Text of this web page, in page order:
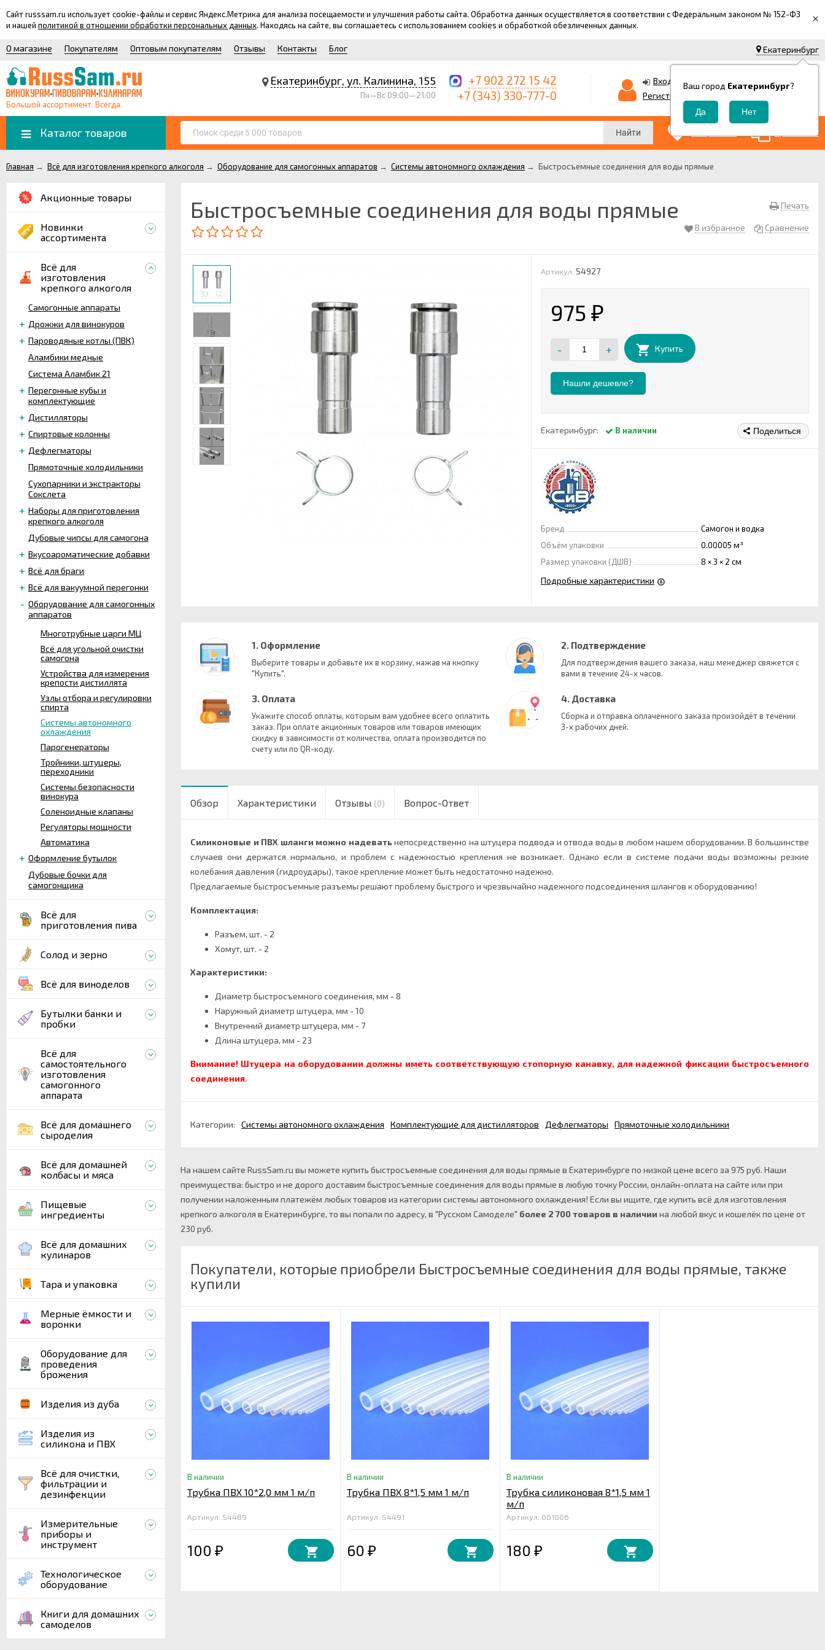
Сайт russsam.ru использует cookie-файлы и сервис Яндекс.Метрика для анализа посещаемости и улучшения работы сайта. Обработка данных осуществляется в соответствии с Федеральным законом № 152-ФЗ
и нашей политикой в отношении обработки персональных данных. Находясь на сайте, вы соглашаетесь с использованием cookies и обработкой обезличенных данных. ×
Екатеринбург
Ваш город Екатеринбург?
О магазине Покупателям Оптовым покупателям Отзывы Контакты Блог
Большой ассортимент. Всегда.
Екатеринбург, ул. Калинина, 155
Пн—Вс 09:00—21:00
+7 902 272 15 42
+7 (343) 330-777-0
Вход
Регистрация
Корзина
0
Каталог товаров Найти Сравнение
Главная → Всё для изготовления крепкого алкоголя → Оборудование для самогонных аппаратов → Системы автономного охлаждения → Быстросъемные соединения для воды прямые
Акционные товары
Новинки
ассортимента
Всё для
изготовления
крепкого алкоголя
Самогонные аппараты
Дрожжи для винокуров
Пароводяные котлы (ПВК)
Аламбики медные
Система Аламбик 21
Перегонные кубы и
комплектующие
Дистилляторы
Спиртовые колонны
Дефлегматоры
Прямоточные холодильники
Сухопарники и экстракторы
Сокслета
Наборы для приготовления
крепкого алкоголя
Дубовые чипсы для самогона
Вкусоароматические добавки
Всё для браги
Всё для вакуумной перегонки
Оборудование для самогонных
аппаратов
Многотрубные царги МЦ
Всё для угольной очистки
самогона
Устройства для измерения
крепости дистиллята
Узлы отбора и регулировки
спирта
Системы автономного
охлаждения
Парогенераторы
Тройники, штуцеры,
переходники
Системы безопасности
винокура
Соленоидные клапаны
Регуляторы мощности
Автоматика
Оформление бутылок
Дубовые бочки для
самогонщика
Всё для
приготовления пива
Солод и зерно
Всё для виноделов
Бутылки банки и
пробки
Всё для
самостоятельного
изготовления
самогонного
аппарата
Всё для домашнего
сыроделия
Всё для домашней
колбасы и мяса
Пищевые
ингредиенты
Всё для домашних
кулинаров
Тара и упаковка
Мерные ёмкости и
воронки
Оборудование для
проведения
брожения
Изделия из дуба
Изделия из
силикона и ПВХ
Всё для очистки,
фильтрации и
дезинфекции
Измерительные
приборы и
инструмент
Технологическое
оборудование
Книги для домашних
самоделов
Печать
Быстросъемные соединения для воды прямые
В избранное Сравнение
Артикул: S4927
975 ₽
- + Купить
Нашли дешевле?
Екатеринбург: В наличии Поделиться
Бренд
Самогон и водка
Объём упаковки
0.00005 м³
Размер упаковки (ДШВ)
8 × 3 × 2 см
Подробные характеристики
1. Оформление
Выберите товары и добавьте их в корзину, нажав на кнопку
"Купить".
2. Подтверждение
Для подтверждения вашего заказа, наш менеджер свяжется с
вами в течение 24-х часов.
3. Оплата
Укажите способ оплаты, которым вам удобнее всего оплатить
заказ. При оплате акционных товаров или товаров имеющих
скидку в зависимости от количества, оплата производится по
счету или по QR-коду.
4. Доставка
Сборка и отправка оплаченного заказа произойдёт в течении
3-х рабочих дней.
Обзор Характеристики Отзывы (0) Вопрос-Ответ
Силиконовые и ПВХ шланги можно надевать непосредственно на штуцера подвода и отвода воды в любом нашем оборудовании. В большинстве
случаев они держатся нормально, и проблем с надежностью крепления не возникает. Однако если в системе подачи воды возможны резкие
колебания давления (гидроудары), такое крепление может быть недостаточно надежно.
Предлагаемые быстросъемные разъемы решают проблему быстрого и чрезвычайно надежного подсоединения шлангов к оборудованию!
Комплектация:
Разъем, шт. - 2
Хомут, шт. - 2
Характеристики:
Диаметр быстросъемного соединения, мм - 8
Наружный диаметр штуцера, мм - 10
Внутренний диаметр штуцера, мм - 7
Длина штуцера, мм - 23
Внимание! Штуцера на оборудовании должны иметь соответствующую стопорную канавку, для надежной фиксации быстросъемного
соединения.
Категории: Системы автономного охлаждения Комплектующие для дистилляторов Дефлегматоры Прямоточные холодильники
На нашем сайте RussSam.ru вы можете купить быстросъемные соединения для воды прямые в Екатеринбурге по низкой цене всего за 975 руб. Наши
преимущества: быстро и не дорого доставим быстросъемные соединения для воды прямые в любую точку России, онлайн-оплата на сайте или при
получении наложенным платежём любых товаров из категории системы автономного охлаждения! Если вы ищите, где купить всё для изготовления
крепкого алкоголя в Екатеринбурге, то вы попали по адресу, в "Русском Самоделе" более 2 700 товаров в наличии на любой вкус и кошелёк по цене от
230 руб.
Покупатели, которые приобрели Быстросъемные соединения для воды прямые, также
купили
В наличии
Трубка ПВХ 10*2,0 мм 1 м/п
Артикул: S4489
100 ₽
В наличии
Трубка ПВХ 8*1,5 мм 1 м/п
Артикул: S4491
60 ₽
В наличии
Трубка силиконовая 8*1,5 мм 1
м/п
Артикул: 001006
180 ₽